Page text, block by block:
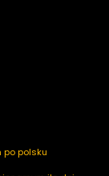
polsku